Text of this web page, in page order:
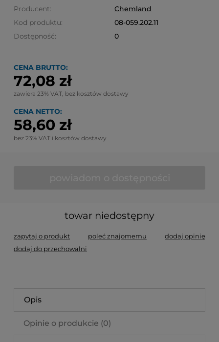
Producent:
Chemland
Kod produktu:
08-059.202.11
Dostępność:
0
CENA BRUTTO:
72,08 zł
zawiera 23% VAT, bez kosztów dostawy
CENA NETTO:
58,60 zł
bez 23% VAT i kosztów dostawy
towar niedostępny
zapytaj o produkt poleć znajomemu
dodaj opinię
dodaj do przechowalni
Opis
Opinie o produkcie (0)